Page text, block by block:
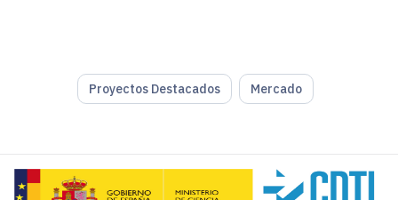
La Manifestación de Interés para la que se ha pedido una
Proyectos Destacados Mercado